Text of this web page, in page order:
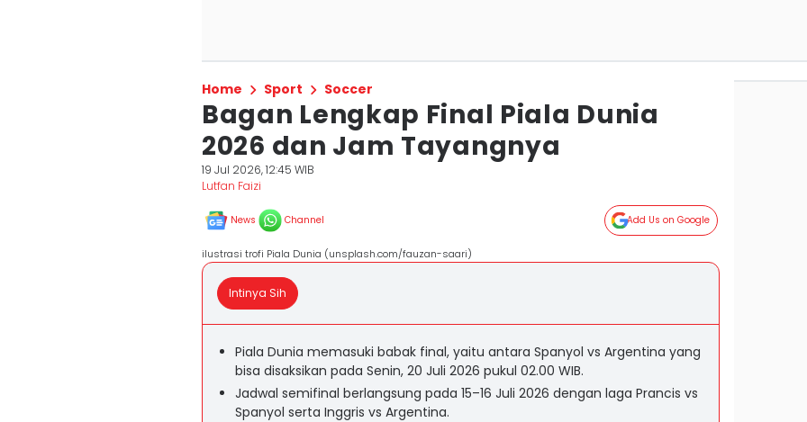
Home Sport Soccer
Bagan Lengkap Final Piala Dunia
2026 dan Jam Tayangnya
19 Jul 2026, 12:45 WIB
Lutfan Faizi
News Channel Add Us on Google
ilustrasi trofi Piala Dunia (unsplash.com/fauzan-saari)
Intinya Sih
Piala Dunia memasuki babak final, yaitu antara Spanyol vs Argentina yang
bisa disaksikan pada Senin, 20 Juli 2026 pukul 02.00 WIB.
Jadwal semifinal berlangsung pada 15–16 Juli 2026 dengan laga Prancis vs
Spanyol serta Inggris vs Argentina.